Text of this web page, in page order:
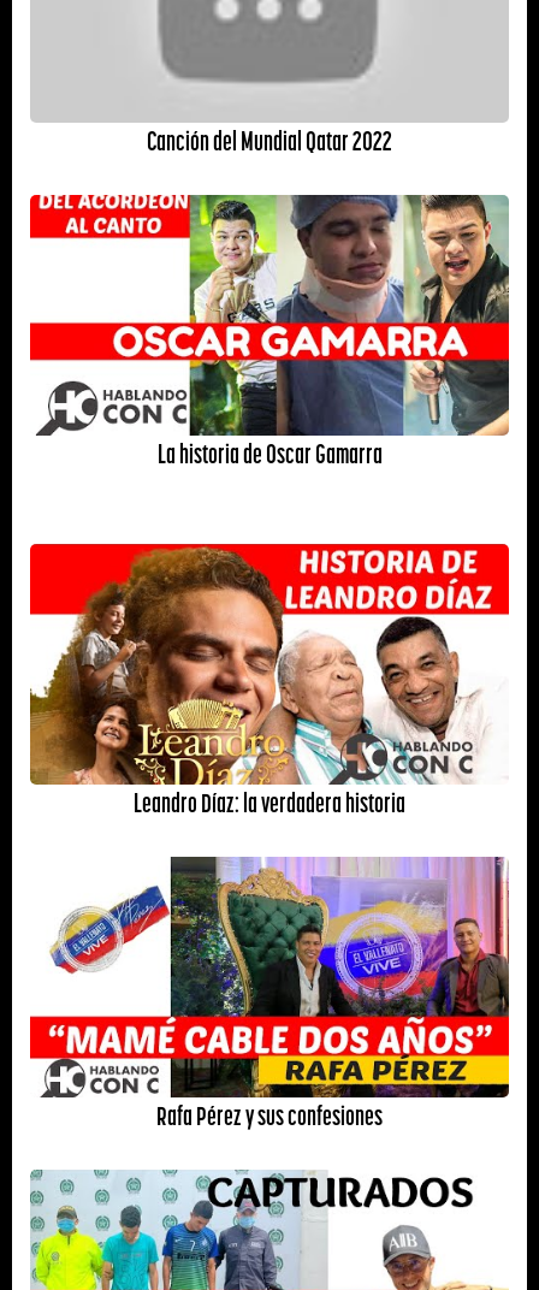
Canción del Mundial Qatar 2022
La historia de Oscar Gamarra
Leandro Díaz: la verdadera historia
Rafa Pérez y sus confesiones